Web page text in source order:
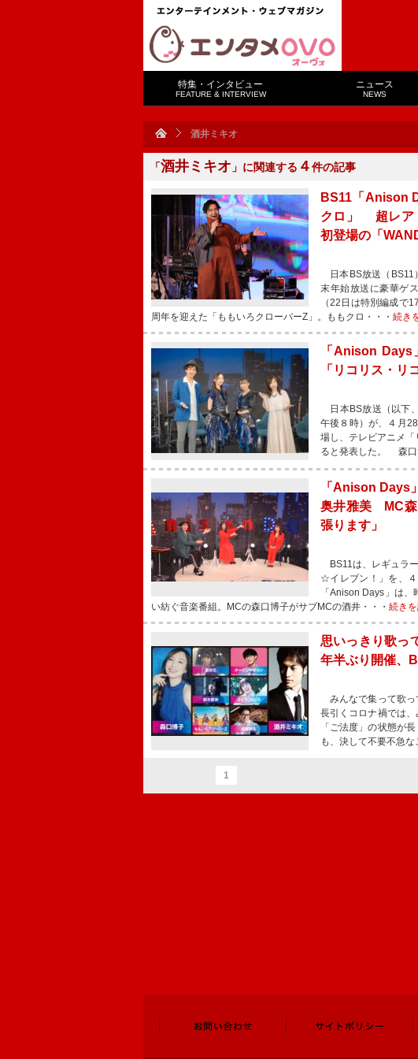
特集・インタビュー
FEATURE & INTERVIEW
ニュース
NEWS
酒井ミキオ
「酒井ミキオ 」に関連する ４件の記事
BS11「Anison
クロ」 超レア
初登場の「
日本BS放送（BS11
末年始放送に豪華ゲ
（22日は特別編成で
周年を迎えた「ももいろクローバーZ」。ももクロ・・・ 続き
「Anison
「リコリス・
日本BS放送（以下
午後８時）が、４月
場し、テレビアニメ
ると発表した。 森口
「Anison Days
奥井雅美 MC森
張ります」
BS11は、レギュラ
☆イレブン！」を、
「Anison Days」は
い紡ぐ音楽番組。MCの森口博子がサブMCの酒井・・・ 続き
思いっきり歌っ
年半ぶり開催、
みんなで集って歌っ
長引くコロナ禍では
「ご法度」の状態が
も、決して不要不急な
1